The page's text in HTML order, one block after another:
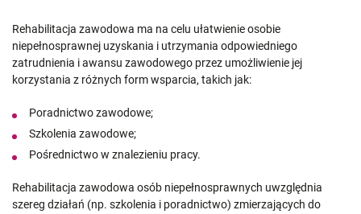
Rehabilitacja zawodowa ma na celu ułatwienie osobie
niepełnosprawnej uzyskania i utrzymania odpowiedniego
zatrudnienia i awansu zawodowego przez umożliwienie jej
korzystania z różnych form wsparcia, takich jak:
Poradnictwo zawodowe;
Szkolenia zawodowe;
Pośrednictwo w znalezieniu pracy.
Rehabilitacja zawodowa osób niepełnosprawnych uwzględnia
szereg działań (np. szkolenia i poradnictwo) zmierzających do